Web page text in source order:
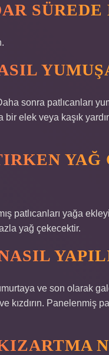
sonra patlıcanları
elek veya kaşık
YAĞ
patlıcanları yağa
yağ çekecektir.
ve son olarak
kızdırın. Panelenmiş